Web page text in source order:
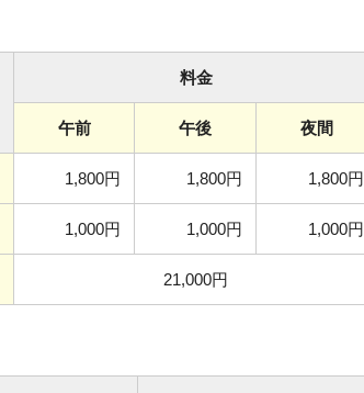
料金
午前
午後 夜間
1,800円 1,800円 1,800円
1,000円 1,000円 1,000円
21,000円